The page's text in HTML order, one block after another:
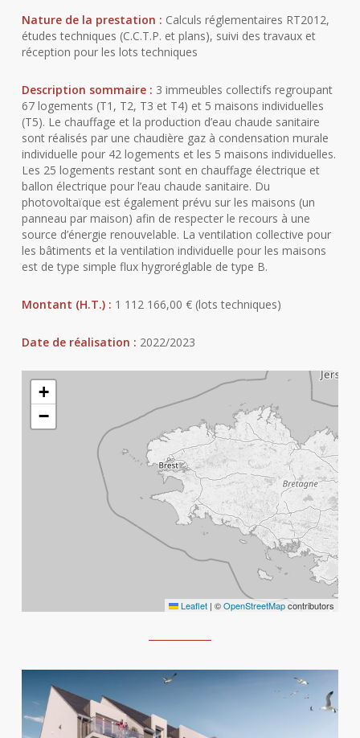
Nature de la prestation : Calculs réglementaires RT2012,
études techniques (C.C.T.P. et plans), suivi des travaux et
réception pour les lots techniques
Description sommaire : 3 immeubles collectifs regroupant
67 logements (T1, T2, T3 et T4) et 5 maisons individuelles
(T5). Le chauffage et la production d’eau chaude sanitaire
sont réalisés par une chaudière gaz à condensation murale
individuelle pour 42 logements et les 5 maisons individuelles.
Les 25 logements restant sont en chauffage électrique et
ballon électrique pour l’eau chaude sanitaire. Du
photovoltaïque est également prévu sur les maisons (un
panneau par maison) afin de respecter le recours à une
source d’énergie renouvelable. La ventilation collective pour
les bâtiments et la ventilation individuelle pour les maisons
est de type simple flux hygroréglable de type B.
Montant (H.T.) : 1 112 166,00 € (lots techniques)
Date de réalisation : 2022/2023
+
−
Leaflet | ©OpenStreetMapcontributors